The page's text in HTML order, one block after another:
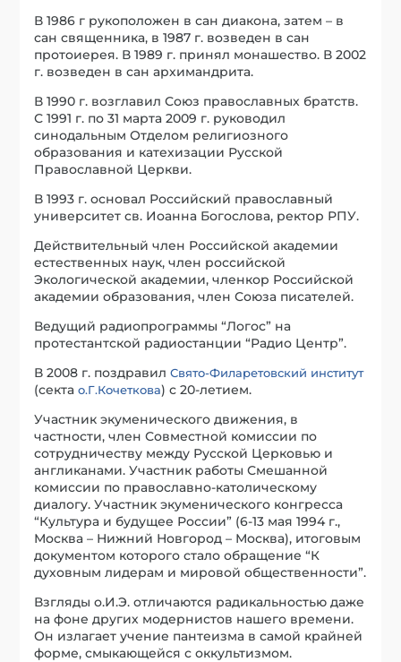
В 1986 г рукоположен в сан диакона, затем – в
сан священника, в 1987 г. возведен в сан
протоиерея. В 1989 г. принял монашество. В 2002
г. возведен в сан архимандрита.
В 1990 г. возглавил Союз православных братств.
С 1991 г. по 31 марта 2009 г. руководил
синодальным Отделом религиозного
образования и катехизации Русской
Православной Церкви.
В 1993 г. основал Российский православный
университет св. Иоанна Богослова, ректор РПУ.
Действительный член Российской академии
естественных наук, член российской
Экологической академии, членкор Российской
академии образования, член Союза писателей.
Ведущий радиопрограммы “Логос” на
протестантской радиостанции “Радио Центр”.
В 2008 г. поздравилСвято-Филаретовский институт
(сектао.Г.Кочеткова) с 20-летием.
Участник экуменического движения, в
частности, член Совместной комиссии по
сотрудничеству между Русской Церковью и
англиканами. Участник работы Смешанной
комиссии по православно-католическому
диалогу. Участник экуменического конгресса
“Культура и будущее России” (6-13 мая 1994 г.,
Москва – Нижний Новгород – Москва), итоговым
документом которого стало обращение “К
духовным лидерам и мировой общественности”.
Взгляды о.И.Э. отличаются радикальностью даже
на фоне других модернистов нашего времени.
Он излагает учение пантеизма в самой крайней
форме, смыкающейся с оккультизмом.